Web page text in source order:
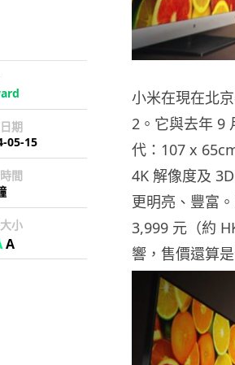
期
05-15
間
小
A
小米在現在北
2。它與去年 9
代：107 x
4K 解像度及
更明亮、豐富
3,999 元（約
響，售價還算